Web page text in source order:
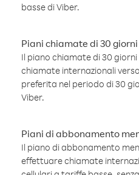
basse di Viber.
Piani chiamate di 30 giorni
Il piano chiamate di 30
chiamate internazionali
preferita nel periodo di 30
Viber.
Piani di abbonamento
Il piano di abbonamento
effettuare chiamate